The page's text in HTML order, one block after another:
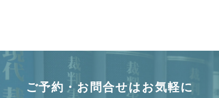
ご予約・お問合せはお気軽に